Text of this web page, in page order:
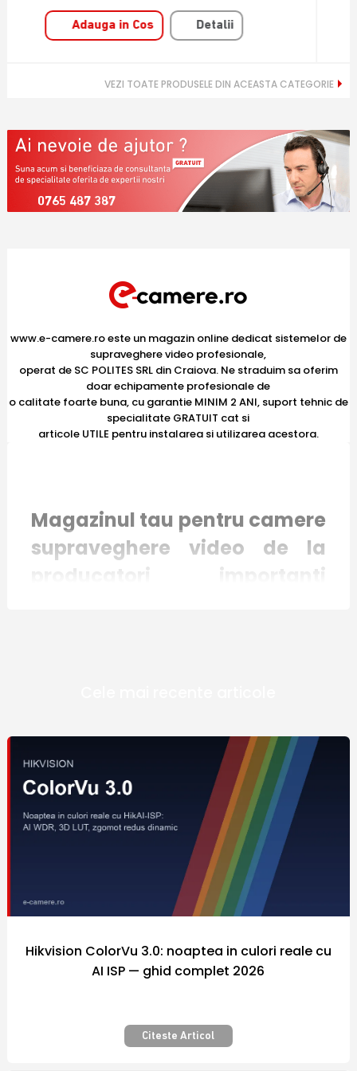
Adauga in Cos Detalii
VEZI TOATE PRODUSELE DIN ACEASTA CATEGORIE
0765 487 387
www.e-camere.ro este un magazin online dedicat sistemelor de
supraveghere video profesionale,
operat de SC POLITES SRL din Craiova. Ne straduim sa oferim
doar echipamente profesionale de
o calitate foarte buna, cu garantie MINIM 2 ANI, suport tehnic de
specialitate GRATUIT cat si
articole UTILE pentru instalarea si utilizarea acestora.
Magazinul tau pentru camere
supraveghere video de la
producatori importanti
producatori renumiti in industria
internationala a sistemelor de securitate, iar
preturile diferitelor modele de echipamente
si camere video supraveghere din portofoliul
firmei Polites Online Srl sunt adaptate la
puterea de cumparare a fiecarui client.
Nicaieri altundeva siguranta nu a costat atat
de putin! Securizarea bunurilor pe care le
detinem este importanta pentru fiecare
dintre noi.
Camera video supraveghere – Pentru
Hikvision ColorVu 3.0: noaptea in culori reale cu
AI ISP — ghid complet 2026
Citeste Articol